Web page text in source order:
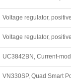
UC3842BN, Current-